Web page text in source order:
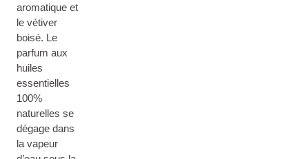
aromatique et
le vétiver
boisé. Le
parfum aux
huiles
essentielles
100%
naturelles se
dégage dans
la vapeur